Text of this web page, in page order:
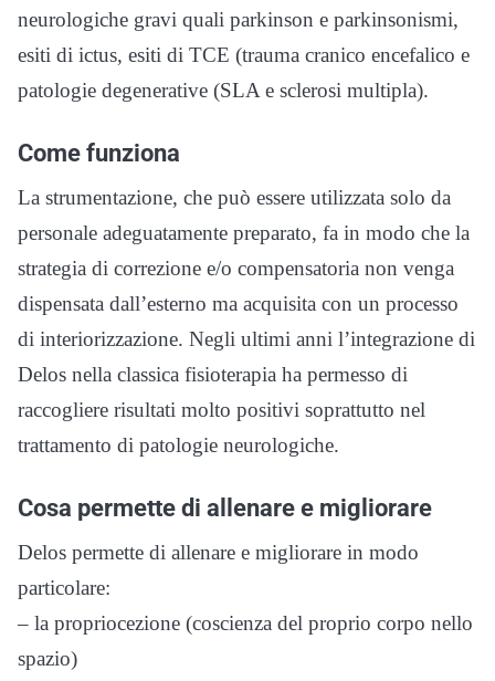
neurologiche gravi quali parkinson e parkinsonismi,
esiti di ictus, esiti di TCE (trauma cranico encefalico e
patologie degenerative (SLA e sclerosi multipla).
Come funziona
La strumentazione, che può essere utilizzata solo da
personale adeguatamente preparato, fa in modo che la
strategia di correzione e/o compensatoria non venga
dispensata dall’esterno ma acquisita con un processo
di interiorizzazione. Negli ultimi anni l’integrazione di
Delos nella classica fisioterapia ha permesso di
raccogliere risultati molto positivi soprattutto nel
trattamento di patologie neurologiche.
Cosa permette di allenare e migliorare
Delos permette di allenare e migliorare in modo
particolare:
– la propriocezione (coscienza del proprio corpo nello
spazio)